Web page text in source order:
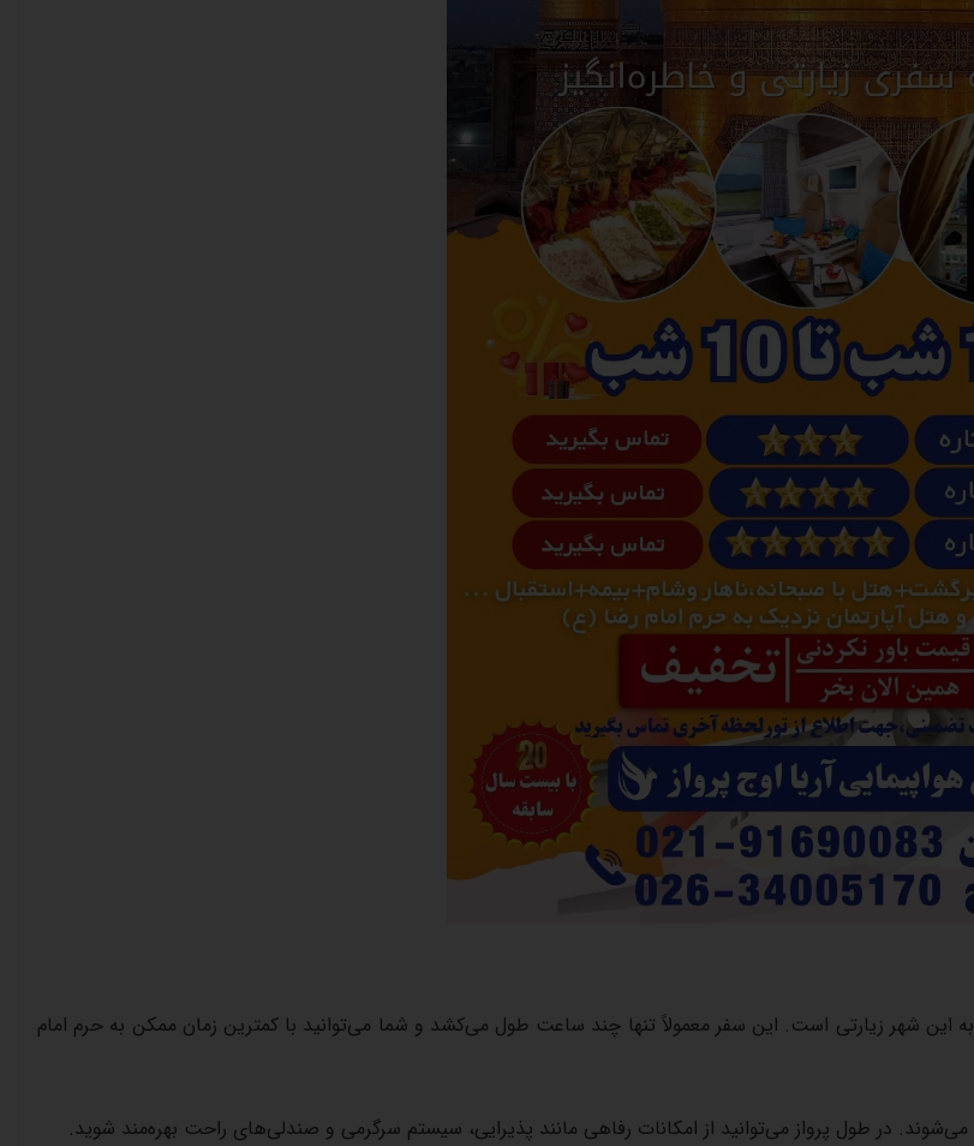
به این شهر زیارتی است. این سفر معمولاً تنها چند ساعت طول می‌کشد و شما می‌توانید با کمترین زمان ممکن به حرم امام
می‌شوند. در طول پرواز می‌توانید از امکانات رفاهی مانند پذیرایی، سیستم سرگرمی و صندلی‌های راحت بهره‌مند شوید.